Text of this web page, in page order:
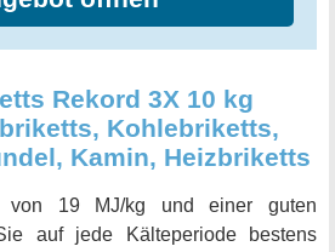
Rekord 3X 10 kg
Kohlebriketts,
Kamin, Heizbriketts
von 19 MJ/kg und einer guten
auf jede Kälteperiode bestens